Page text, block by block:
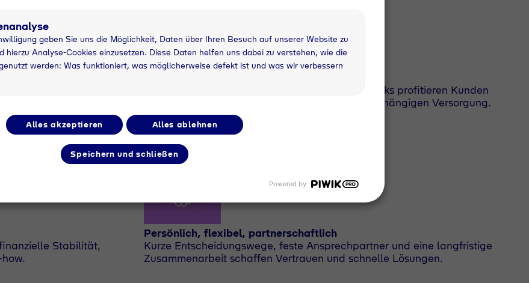
sorgen
Dank eines starken europäischen Partnernetzwerks profitieren Kunden
von flexiblen Liefermöglichkeiten und einer unabhängigen Versorgung.
Stabilität,
Persönlich, flexibel, partnerschaftlich
Kurze Entscheidungswege, feste Ansprechpartner und eine langfristige
Zusammenarbeit schaffen Vertrauen und schnelle Lösungen.
geben Sie uns die Möglichkeit, Daten über Ihren Besuch auf unserer Website zu
hierzu Analyse-Cookies einzusetzen. Diese Daten helfen uns dabei zu verstehen, wie die
werden: Was funktioniert, was möglicherweise defekt ist und was wir verbessern
Alles akzeptieren Alles ablehnen
Speichern und schließen
Powered by